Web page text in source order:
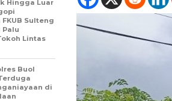
Hingga Luar
Sulteng
Palu
Lintas
Buol
di